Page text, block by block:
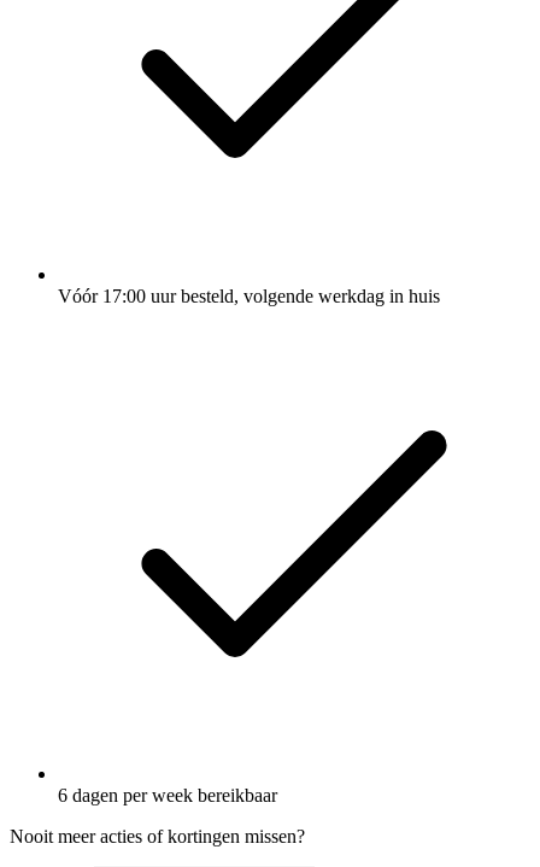
Vóór 17:00 uur besteld, volgende werkdag in huis
6 dagen per week bereikbaar
Nooit meer acties of kortingen missen?